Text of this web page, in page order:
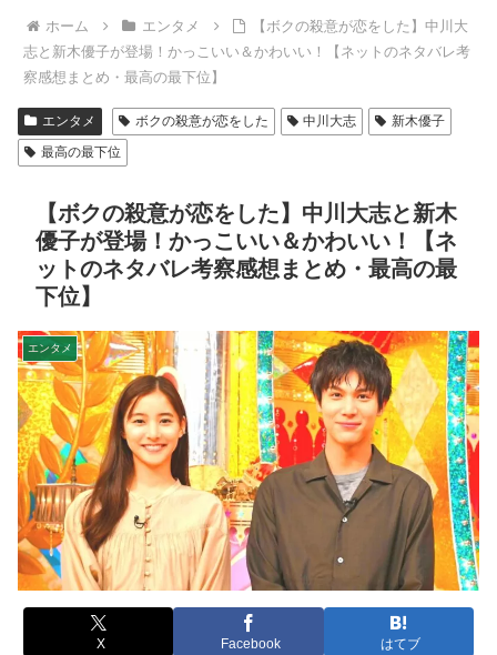
ホーム エンタメ
【ボクの殺意が恋をした】中川大
志と新木優子が登場！かっこいい＆かわいい！【ネットのネタバレ考
察感想まとめ・最高の最下位】
エンタメ ボクの殺意が恋をした 中川大志
新木優子
最高の最下位
【ボクの殺意が恋をした】中川大志と新木
優子が登場！かっこいい＆かわいい！【ネ
ットのネタバレ考察感想まとめ・最高の最
下位】
エンタメ
X Facebook はてブ